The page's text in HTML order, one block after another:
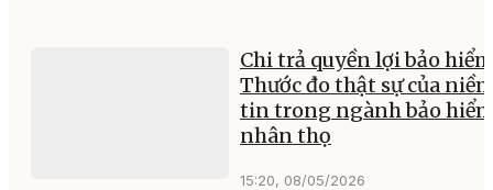
Chi trả quyền lợi bảo
Thước đo thật sự của
tin trong ngành bảo
nhân thọ
15:20, 08/05/2026